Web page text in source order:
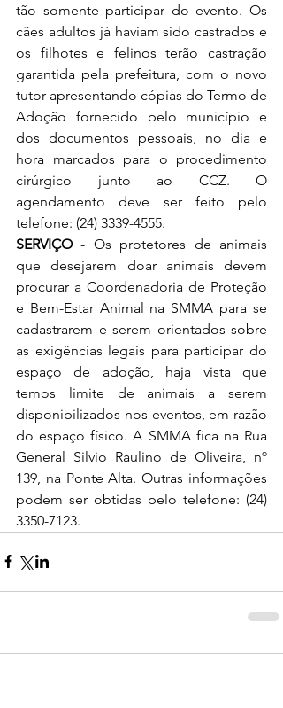
tão somente participar do evento. Os
cães adultos já haviam sido castrados e
os filhotes e felinos terão castração
garantida pela prefeitura, com o novo
tutor apresentando cópias do Termo de
Adoção fornecido pelo município e
dos documentos pessoais, no dia e
hora marcados para o procedimento
cirúrgico junto ao CCZ. O
agendamento deve ser feito pelo
telefone: (24) 3339-4555.
SERVIÇO - Os protetores de animais
que desejarem doar animais devem
procurar a Coordenadoria de Proteção
e Bem-Estar Animal na SMMA para se
cadastrarem e serem orientados sobre
as exigências legais para participar do
espaço de adoção, haja vista que
temos limite de animais a serem
disponibilizados nos eventos, em razão
do espaço físico. A SMMA fica na Rua
General Silvio Raulino de Oliveira, nº
139, na Ponte Alta. Outras informações
podem ser obtidas pelo telefone: (24)
3350-7123.